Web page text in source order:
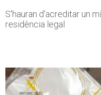
S'hauran d'acreditar un
residència legal